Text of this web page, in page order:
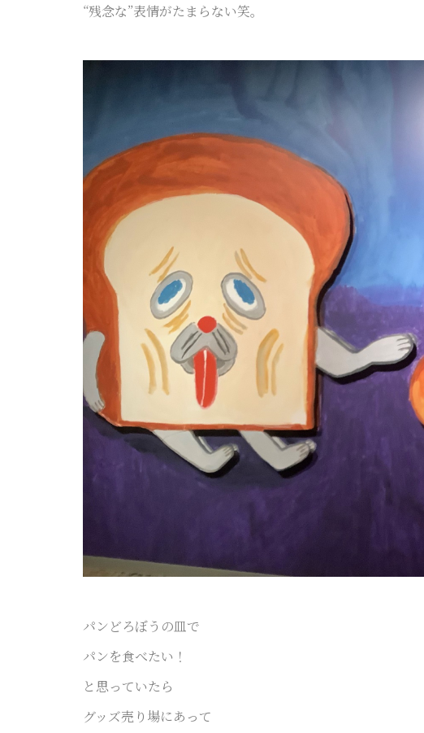
“残念な”表情がたまらない笑。
パンどろぼうの皿で
パンを食べたい！
と思っていたら
グッズ売り場にあって